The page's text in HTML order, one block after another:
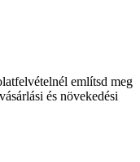
említsd meg
és növekedési